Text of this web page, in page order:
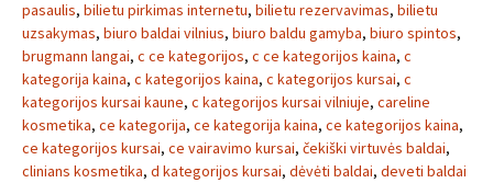
pasaulis, bilietu pirkimas internetu, bilietu rezervavimas, bilietu
uzsakymas, biuro baldai vilnius, biuro baldu gamyba, biuro spintos,
brugmann langai, c ce kategorijos, c ce kategorijos kaina, c
kategorija kaina, c kategorijos kaina, c kategorijos kursai, c
kategorijos kursai kaune, c kategorijos kursai vilniuje, careline
kosmetika, ce kategorija, ce kategorija kaina, ce kategorijos kaina,
ce kategorijos kursai, ce vairavimo kursai, čekiški virtuvės baldai,
clinians kosmetika, d kategorijos kursai, dėvėti baldai, deveti baldai